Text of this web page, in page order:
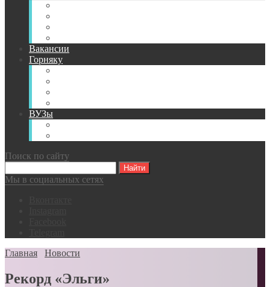
Вакансии
Горняку
ВУЗы
Поиск по сайту
Мы в социальных сетях
Главная
Новости
Рекорд «Эльги»